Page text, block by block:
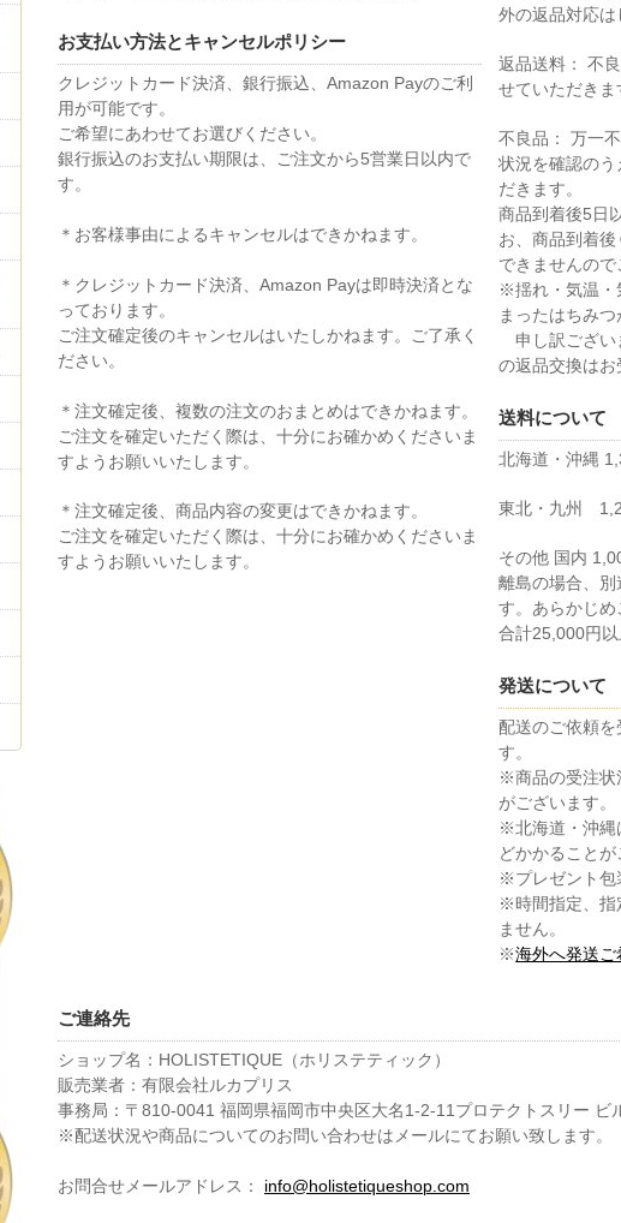
お支払い方法とキャンセルポリシー
クレジットカード決済、銀行振込、Amazon Payのご利
用が可能です。
ご希望にあわせてお選びください。
銀行振込のお支払い期限は、ご注文から5営業日以内で
す。
＊お客様事由によるキャンセルはできかねます。
＊クレジットカード決済、Amazon Payは即時決済とな
っております。
ご注文確定後のキャンセルはいたしかねます。ご了承く
ださい。
＊注文確定後、複数の注文のおまとめはできかねます。
ご注文を確定いただく際は、十分にお確かめくださいま
すようお願いいたします。
＊注文確定後、商品内容の変更はできかねます。
ご注文を確定いただく際は、十分にお確かめくださいま
すようお願いいたします。
外の返品対応
返品送料： 不
せていただきま
不良品： 万一
状況を確認の
だきます。
商品到着後5日
お、商品到着
できませんの
※揺れ・気温・
まったはちみ
申し訳ござい
の返品交換は
送料について
北海道・沖縄
東北・九州
その他 国内
離島の場合、
す。あらかじ
合計25,000円
発送について
配送のご依頼
す。
※商品の受注状
がございます。
※北海道・沖縄
どかかること
※プレゼント包
※時間指定、指
ません。
※海外へ発送
ご連絡先
ショップ名：HOLISTETIQUE（ホリステティック）
販売業者：有限会社ルカプリス
事務局：〒810-0041 福岡県福岡市中央区大名1-2-11プロテクトスリー ビ
※配送状況や商品についてのお問い合わせはメールにてお願い致します。
お問合せメールアドレス： info@holistetiqueshop.com